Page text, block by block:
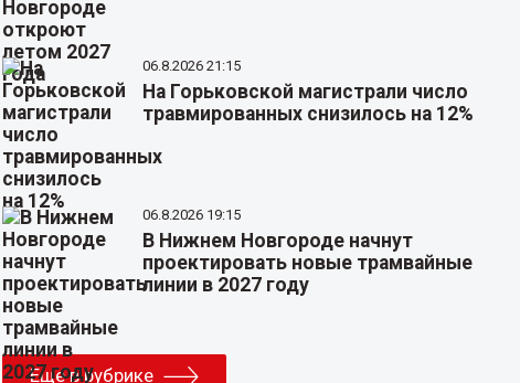
06.8.2026 21:15
На Горьковской магистрали число
травмированных снизилось на 12%
06.8.2026 19:15
В Нижнем Новгороде начнут
проектировать новые трамвайные
линии в 2027 году
Еще в рубрике